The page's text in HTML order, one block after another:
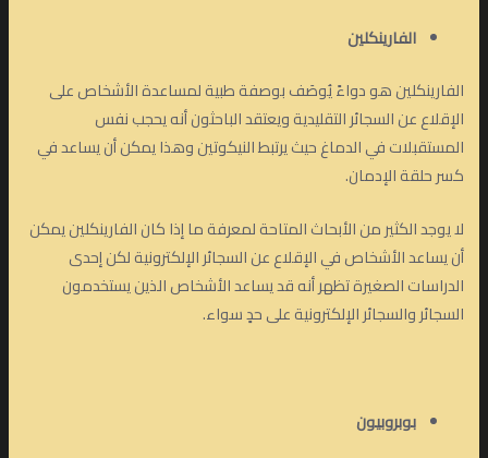
الفارينكلين
الفارينكلين هو دواءً يُوصَف بوصفة طبية لمساعدة الأشخاص على
الإقلاع عن السجائر التقليدية ويعتقد الباحثون أنه يحجب نفس
المستقبلات في الدماغ حيث يرتبط النيكوتين وهذا يمكن أن يساعد في
كسر حلقة الإدمان.
لا يوجد الكثير من الأبحاث المتاحة لمعرفة ما إذا كان الفارينكلين يمكن
أن يساعد الأشخاص في الإقلاع عن السجائر الإلكترونية لكن إحدى
الدراسات الصغيرة تظهر أنه قد يساعد الأشخاص الذين يستخدمون
السجائر والسجائر الإلكترونية على حدٍ سواء.
بوبروبيون